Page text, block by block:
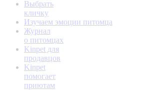
Выбрать
кличку
Изучаем эмоции питомца
Журнал
о питомцах
Kinpet для
продавцов
Kinpet
помогает
приютам